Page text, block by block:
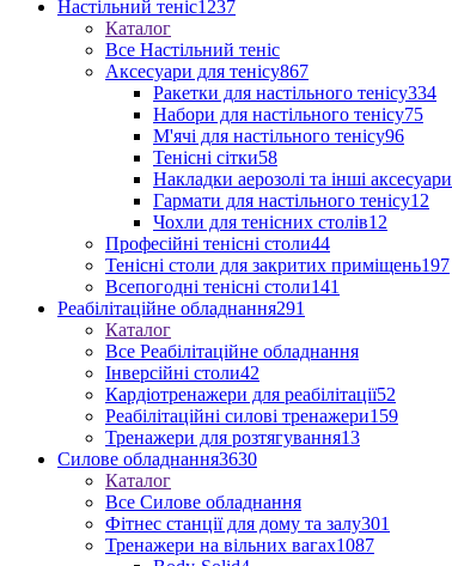
Настільний теніс1237
Каталог
Все Настільний теніс
Аксесуари для тенісу867
Ракетки для настільного тенісу334
Набори для настільного тенісу75
М'ячі для настільного тенісу96
Тенісні сітки58
Накладки аерозолі та інші аксесуари
Гармати для настільного тенісу12
Чохли для тенісних столів12
Професійні тенісні столи44
Тенісні столи для закритих приміщень197
Всепогодні тенісні столи141
Реабілітаційне обладнання291
Каталог
Все Реабілітаційне обладнання
Інверсійні столи42
Кардіотренажери для реабілітації52
Реабілітаційні силові тренажери159
Тренажери для розтягування13
Силове обладнання3630
Каталог
Все Силове обладнання
Фітнес станції для дому та залу301
Тренажери на вільних вагах1087